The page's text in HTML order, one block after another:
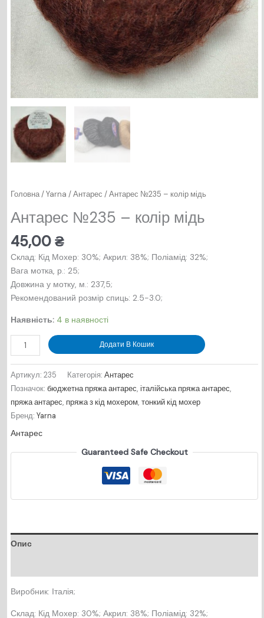
Головна/Yarna /Антарес / Антарес №235 – колір мідь
Антарес №235 – колір мідь
45,00₴
Склад: Кід Мохер: 30%; Акрил: 38%; Поліамід: 32%;
Вага мотка, р.: 25;
Довжина у мотку, м.: 237,5;
Рекомендований розмір спиць: 2.5-3.0;
Наявність: 4 в наявності
Антарес
№235
колір
кількість
Додати В Кошик
Артикул: 235 Категорія: Антарес
Позначок: бюджетна пряжа антарес, італійська пряжа антарес,
пряжа антарес, пряжа з кід мохером, тонкий кід мохер
Бренд: Yarna
Антарес
Guaranteed Safe Checkout
Опис
Виробник: Італія;
Склад: Кід Мохер: 30%; Акрил: 38%; Поліамід: 32%;